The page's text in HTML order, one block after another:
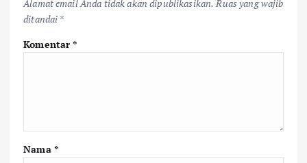
Alamat email Anda tidak akan dipublikasikan. Ruas yang wajib
ditandai *
Komentar*
Nama *